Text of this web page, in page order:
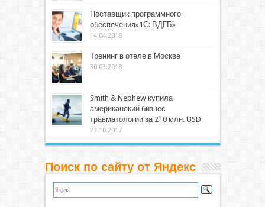
Поставщик программного
обеспечения»1С: ВДГБ»
14.04.2018
Тренинг в отеле в Москве
30.03.2018
Smith & Nephew купила
американский бизнес
травматологии за 210 млн. USD
23.10.2017
Поиск по сайту от Яндекс